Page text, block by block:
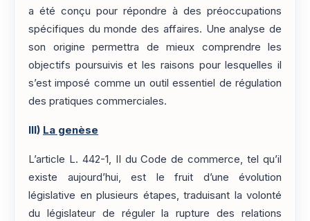
a été conçu pour répondre à des préoccupations
spécifiques du monde des affaires. Une analyse de
son origine permettra de mieux comprendre les
objectifs poursuivis et les raisons pour lesquelles il
s’est imposé comme un outil essentiel de régulation
des pratiques commerciales.
III) La genèse
L’article L. 442-1, II du Code de commerce, tel qu’il
existe aujourd’hui, est le fruit d’une évolution
législative en plusieurs étapes, traduisant la volonté
du législateur de réguler la rupture des relations